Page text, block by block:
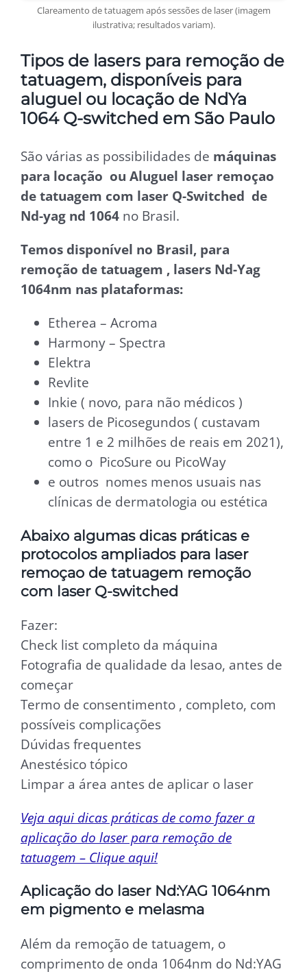
Clareamento de tatuagem após sessões de laser (imagem
ilustrativa; resultados variam).
Tipos de lasers para remoção de
tatuagem, disponíveis para
aluguel ou locação de NdYa
1064 Q-switched em São Paulo
São várias as possibilidades de máquinas
para locação ou Aluguel laser remoçao
de tatuagem com laser Q-Switched de
Nd-yag nd 1064 no Brasil.
Temos disponível no Brasil, para
remoção de tatuagem , lasers Nd-Yag
1064nm nas plataformas:
Etherea – Acroma
Harmony – Spectra
Elektra
Revlite
Inkie ( novo, para não médicos )
lasers de Picosegundos ( custavam
entre 1 e 2 milhões de reais em 2021),
como o PicoSure ou PicoWay
e outros nomes menos usuais nas
clínicas de dermatologia ou estética
Abaixo algumas dicas práticas e
protocolos ampliados para laser
remoçao de tatuagem remoção
com laser Q-switched
Fazer:
Check list completo da máquina
Fotografia de qualidade da lesao, antes de
começar
Termo de consentimento , completo, com
possíveis complicações
Dúvidas frequentes
Anestésico tópico
Limpar a área antes de aplicar o laser
Veja aqui dicas práticas de como fazer a
aplicação do laser para remoção de
tatuagem – Clique aqui!
Aplicação do laser Nd:YAG 1064nm
em pigmento e melasma
Além da remoção de tatuagem, o
comprimento de onda 1064nm do Nd:YAG